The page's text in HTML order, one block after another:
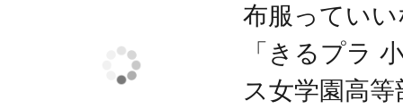
未塗装タイプに貼り付けることによ
ツを作ることが可能です。
布服ってい
「きるプラ
ス女学園高